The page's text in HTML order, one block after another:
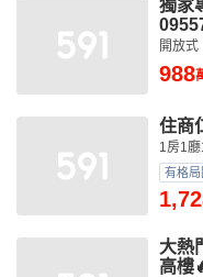
獨家
開放式
988
住商
1房1
有格局
大熱
高樓